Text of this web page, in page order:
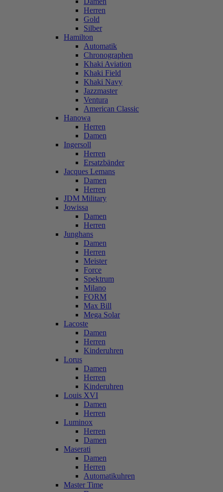
Herren
Gold
Silber
Hamilton
Automatik
Chronographen
Khaki Aviation
Khaki Field
Khaki Navy
Jazzmaster
Ventura
American Classic
Hanowa
Herren
Damen
Ingersoll
Herren
Ersatzbänder
Jacques Lemans
Damen
Herren
JDM Military
Jowissa
Damen
Herren
Junghans
Damen
Herren
Meister
Force
Spektrum
Milano
FORM
Max Bill
Mega Solar
Lacoste
Damen
Herren
Kinderuhren
Lorus
Damen
Herren
Kinderuhren
Louis XVI
Damen
Herren
Luminox
Herren
Damen
Maserati
Damen
Herren
Automatikuhren
Master Time